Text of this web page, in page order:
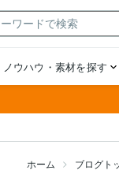
ホーム ブログト